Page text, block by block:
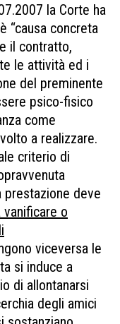
la Corte ha
“causa concreta
il contratto,
le attività ed i
del preminente
psico-fisico
come
a realizzare.
criterio di
deve
vanificare o
viceversa le
si induce a
di allontanarsi
degli amici